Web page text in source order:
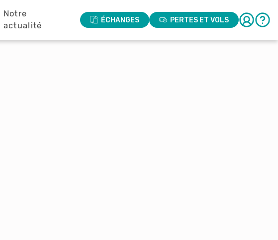
Notre
actualité
ÉCHANGES PERTES ET VOLS